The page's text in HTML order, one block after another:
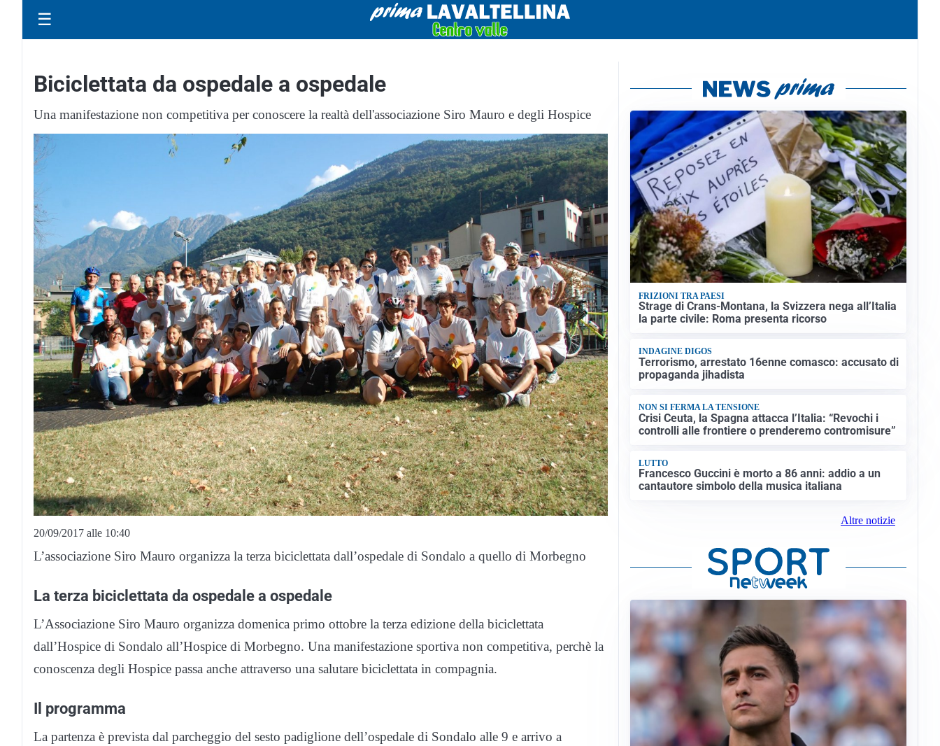
☰
Biciclettata da ospedale a ospedale
Una manifestazione non competitiva per conoscere la realtà dell'associazione Siro Mauro e degli Hospice
20/09/2017 alle 10:40
L’associazione Siro Mauro organizza la terza biciclettata dall’ospedale di Sondalo a quello di Morbegno
La terza biciclettata da ospedale a ospedale
L’Associazione Siro Mauro organizza domenica primo ottobre la terza edizione della biciclettata
dall’Hospice di Sondalo all’Hospice di Morbegno. Una manifestazione sportiva non competitiva, perchè la
conoscenza degli Hospice passa anche attraverso una salutare biciclettata in compagnia.
Il programma
La partenza è prevista dal parcheggio del sesto padiglione dell’ospedale di Sondalo alle 9 e arrivo a
FRIZIONI TRA PAESI
Strage di Crans-Montana, la Svizzera nega all’Italia
la parte civile: Roma presenta ricorso
INDAGINE DIGOS
Terrorismo, arrestato 16enne comasco: accusato di
propaganda jihadista
NON SI FERMA LA TENSIONE
Crisi Ceuta, la Spagna attacca l’Italia: “Revochi i
controlli alle frontiere o prenderemo contromisure”
LUTTO
Francesco Guccini è morto a 86 anni: addio a un
cantautore simbolo della musica italiana
Altre notizie